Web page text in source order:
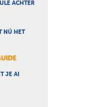
ACHTER
NÚ HET
JE AI